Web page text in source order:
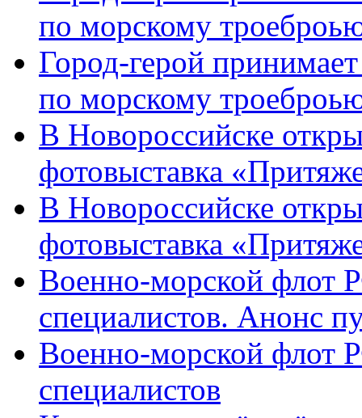
по морскому
Город-герой
по морскому
В Новороссийске
фотовыставка
В Новороссийске
фотовыставка
Военно-морской флот
специалистов. Анонс
Военно-морской флот
специалистов